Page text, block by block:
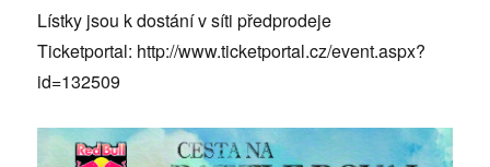
Lístky jsou k dostání v síti předprodeje
Ticketportal: http://www.ticketportal.cz/event.aspx?
id=132509